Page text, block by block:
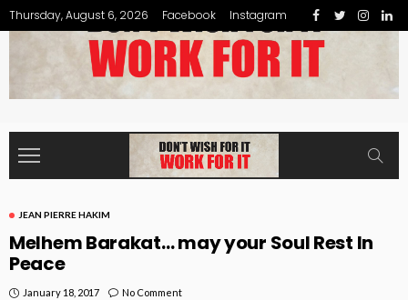
Thursday, August 6, 2026 Facebook Instagram
JEAN PIERRE HAKIM
Melhem Barakat… may your Soul Rest In
Peace
January 18, 2017 No Comment